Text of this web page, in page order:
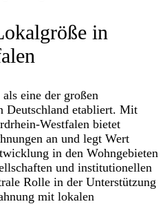
in
eine der großen
Deutschland etabliert. Mit
Westfalen bietet
an und legt Wert
in den Wohngebieten
und institutionellen
Rolle in der Unterstützung
mit lokalen